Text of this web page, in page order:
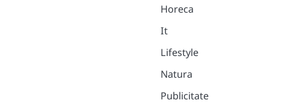
Horeca
It
Lifestyle
Natura
Publicitate